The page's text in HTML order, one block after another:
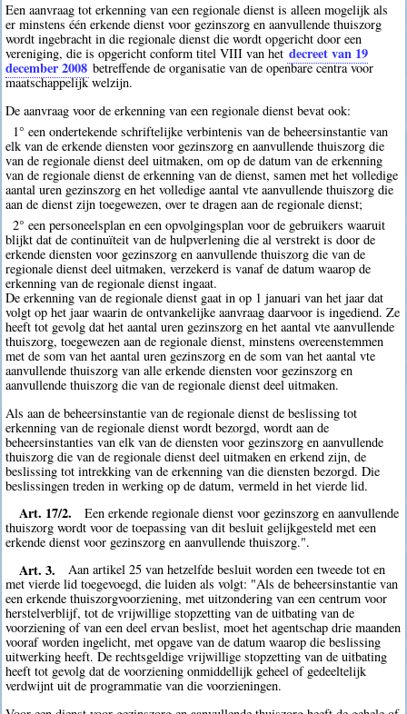
Een aanvraag tot erkenning van een regionale dienst is alleen mogelijk als
er minstens één erkende dienst voor gezinszorg en aanvullende thuiszorg
wordt ingebracht in die regionale dienst die wordt opgericht door een
vereniging, die is opgericht conform titel VIII van het decreet van 19
december 2008 betreffende de organisatie van de openbare centra voor
maatschappelijk welzijn.
De aanvraag voor de erkenning van een regionale dienst bevat ook:
1° een ondertekende schriftelijke verbintenis van de beheersinstantie van
elk van de erkende diensten voor gezinszorg en aanvullende thuiszorg die
van de regionale dienst deel uitmaken, om op de datum van de erkenning
van de regionale dienst de erkenning van de dienst, samen met het volledige
aantal uren gezinszorg en het volledige aantal vte aanvullende thuiszorg die
aan de dienst zijn toegewezen, over te dragen aan de regionale dienst;
2° een personeelsplan en een opvolgingsplan voor de gebruikers waaruit
blijkt dat de continuïteit van de hulpverlening die al verstrekt is door de
erkende diensten voor gezinszorg en aanvullende thuiszorg die van de
regionale dienst deel uitmaken, verzekerd is vanaf de datum waarop de
erkenning van de regionale dienst ingaat.
De erkenning van de regionale dienst gaat in op 1 januari van het jaar dat
volgt op het jaar waarin de ontvankelijke aanvraag daarvoor is ingediend. Ze
heeft tot gevolg dat het aantal uren gezinszorg en het aantal vte aanvullende
thuiszorg, toegewezen aan de regionale dienst, minstens overeenstemmen
met de som van het aantal uren gezinszorg en de som van het aantal vte
aanvullende thuiszorg van alle erkende diensten voor gezinszorg en
aanvullende thuiszorg die van de regionale dienst deel uitmaken.
Als aan de beheersinstantie van de regionale dienst de beslissing tot
erkenning van de regionale dienst wordt bezorgd, wordt aan de
beheersinstanties van elk van de diensten voor gezinszorg en aanvullende
thuiszorg die van de regionale dienst deel uitmaken en erkend zijn, de
beslissing tot intrekking van de erkenning van die diensten bezorgd. Die
beslissingen treden in werking op de datum, vermeld in het vierde lid.
Art. 17/2.
Een erkende regionale dienst voor gezinszorg en aanvullende
thuiszorg wordt voor de toepassing van dit besluit gelijkgesteld met een
erkende dienst voor gezinszorg en aanvullende thuiszorg.".
Art. 3.
Aan artikel 25 van hetzelfde besluit worden een tweede tot en
met vierde lid toegevoegd, die luiden als volgt: "Als de beheersinstantie van
een erkende thuiszorgvoorziening, met uitzondering van een centrum voor
herstelverblijf, tot de vrijwillige stopzetting van de uitbating van de
voorziening of van een deel ervan beslist, moet het agentschap drie maanden
vooraf worden ingelicht, met opgave van de datum waarop die beslissing
uitwerking heeft. De rechtsgeldige vrijwillige stopzetting van de uitbating
heeft tot gevolg dat de voorziening onmiddellijk geheel of gedeeltelijk
verdwijnt uit de programmatie van die voorzieningen.